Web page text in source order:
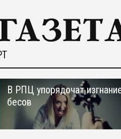
В РПЦ упорядочат
бесов